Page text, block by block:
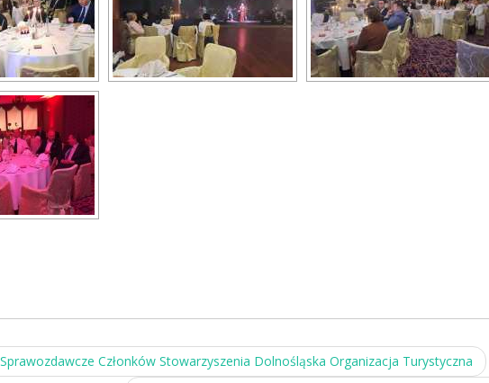
Członków Stowarzyszenia Dolnośląska Organizacja Turystyczna